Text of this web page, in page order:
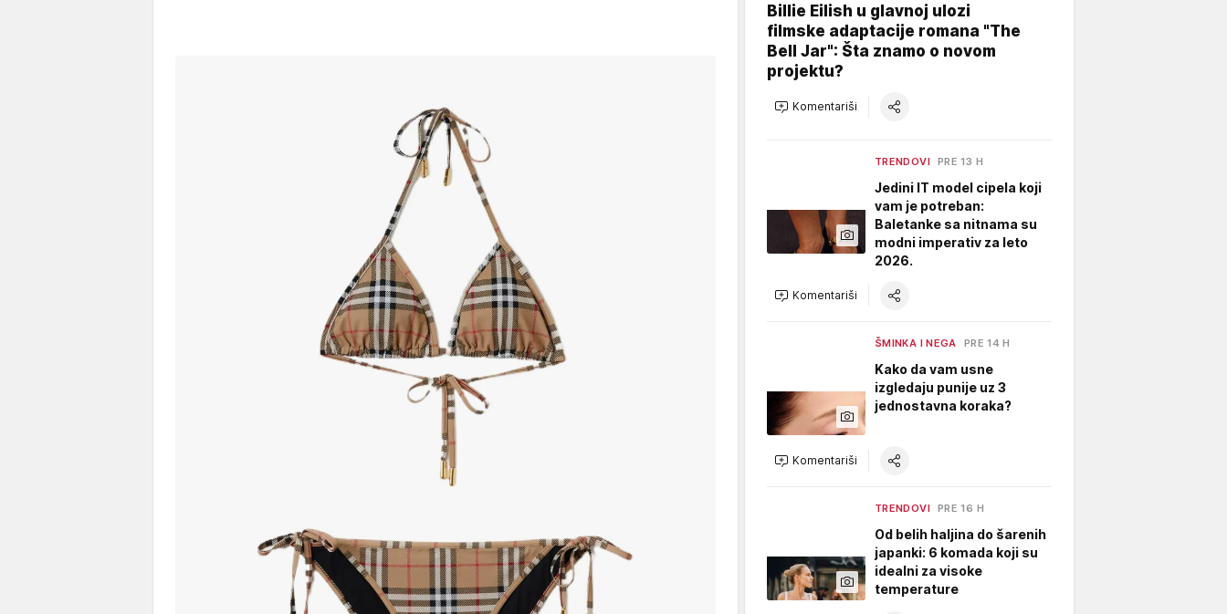
Billie Eilish u glavnoj ulozi
filmske adaptacije romana "The
Bell Jar": Šta znamo o novom
projektu?
Komentariši
TRENDOVI PRE 13 H
Jedini IT model cipela koji
vam je potreban:
Baletanke sa nitnama su
modni imperativ za leto
2026.
Komentariši
ŠMINKA I NEGA PRE 14 H
Kako da vam usne
izgledaju punije uz 3
jednostavna koraka?
Komentariši
TRENDOVI PRE 16 H
Od belih haljina do šarenih
japanki: 6 komada koji su
idealni za visoke
temperature